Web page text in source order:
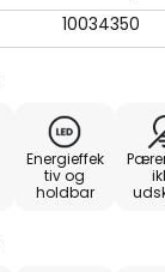
10034350
Energieffek
tiv og
holdbar